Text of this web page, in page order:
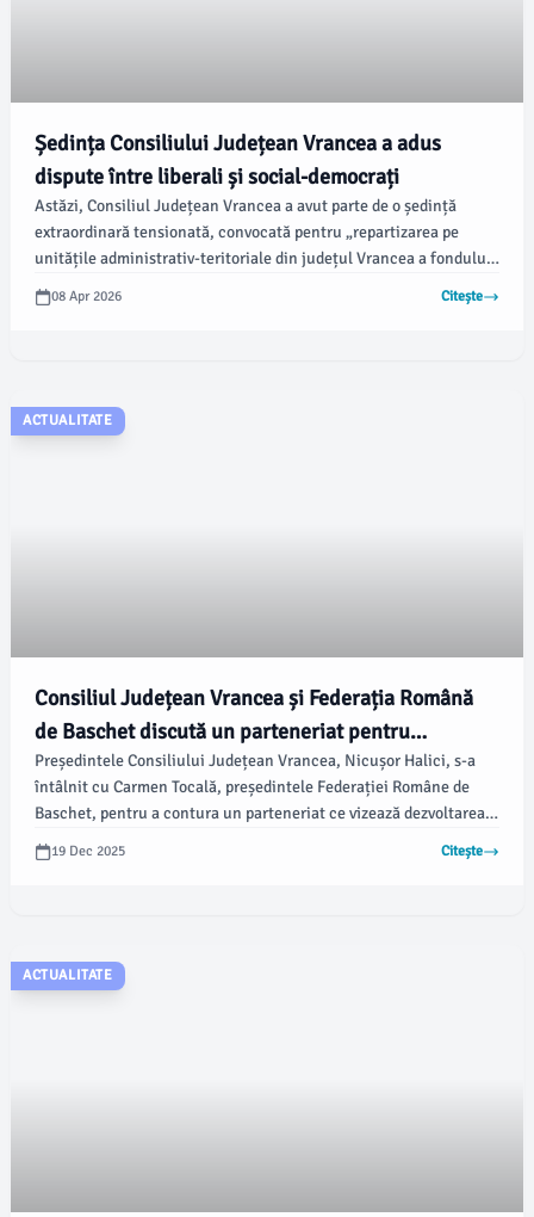
Ședința Consiliului Județean Vrancea a adus
dispute între liberali și social-democrați
Astăzi, Consiliul Județean Vrancea a avut parte de o ședință
extraordinară tensionată, convocată pentru „repartizarea pe
unitățile administrativ-teritoriale din județul Vrancea a fondului
la dispoziția Consiliului Județean constituit din cota de 6% din
impozitul pe venit estimat a se încasa în anul 2026”. Potrivit
08 Apr 2026 Citește
ACTUALITATE
Consiliul Județean Vrancea și Federația Română
de Baschet discută un parteneriat pentru
dezvoltarea sportului
Președintele Consiliului Județean Vrancea, Nicușor Halici, s-a
întâlnit cu Carmen Tocală, președintele Federației Române de
Baschet, pentru a contura un parteneriat ce vizează dezvoltarea
baschetului în județ. Conform %source%, discuțiile au avut în
centru promovarea sportului prin infrastructură modernă și
19 Dec 2025 Citește
ACTUALITATE